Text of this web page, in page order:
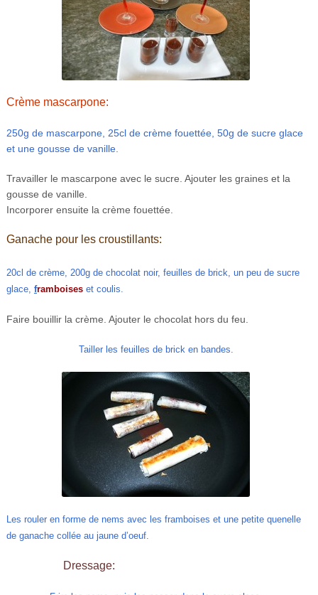
Crème mascarpone:
250g de mascarpone, 25cl de crème fouettée, 50g de sucre glace
et une gousse de vanille.
Travailler le mascarpone avec le sucre. Ajouter les graines et la
gousse de vanille.
Incorporer ensuite la crème fouettée.
Ganache pour les croustillants:
20cl de crème, 200g de chocolat noir, feuilles de brick, un peu de sucre
glace, framboiseset coulis.
Faire bouillir la crème. Ajouter le chocolat hors du feu.
Tailler les feuilles de brick en bandes.
Les rouler en forme de nems avec les framboises et une petite quenelle
de ganache collée au jaune d’oeuf.
Dressage: